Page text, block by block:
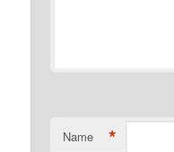
Name *